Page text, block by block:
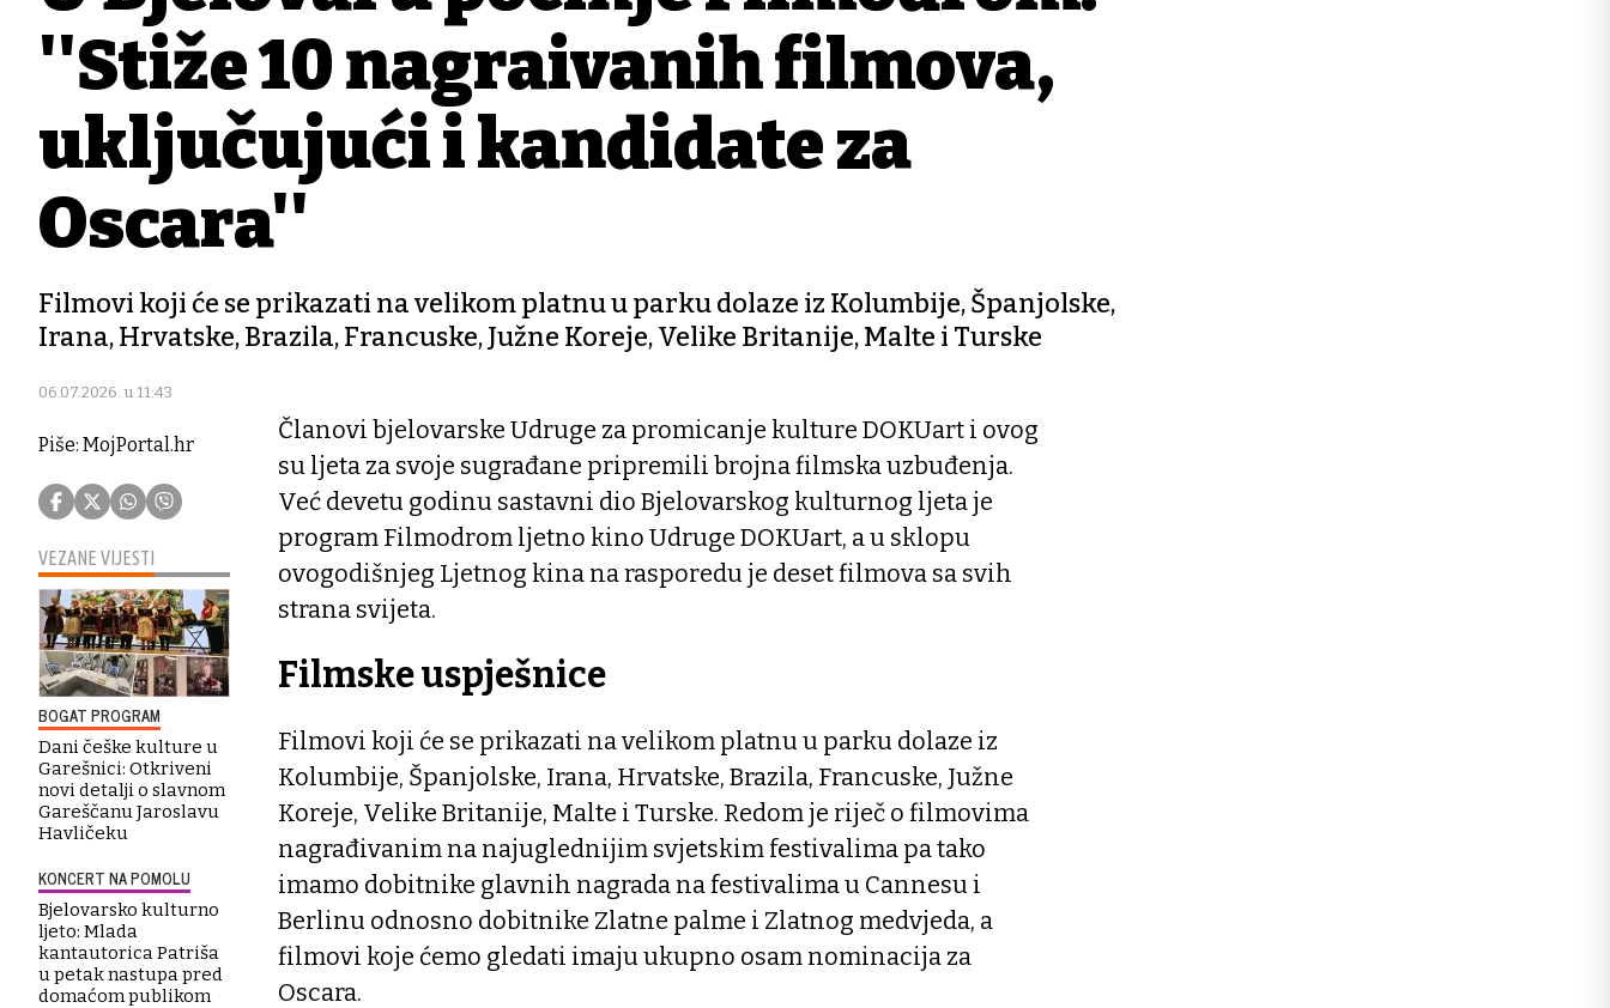
''Stiže 10 nagrađivanih filmova,
uključujući i kandidate za
Oscara''
Filmovi koji će se prikazati na velikom platnu u parku dolaze iz Kolumbije, Španjolske,
Irana, Hrvatske, Brazila, Francuske, Južne Koreje, Velike Britanije, Malte i Turske
06.07.2026. u 11:43
Piše: MojPortal.hr
VEZANE VIJESTI
BOGAT PROGRAM
Dani češke kulture u
Garešnici: Otkriveni
novi detalji o slavnom
Gareščanu Jaroslavu
Havličeku
KONCERT NA POMOLU
Bjelovarsko kulturno
ljeto: Mlada
kantautorica Patriša
u petak nastupa pred
domaćom publikom
Članovi bjelovarske Udruge za promicanje kulture DOKUart i ovog
su ljeta za svoje sugrađane pripremili brojna filmska uzbuđenja.
Već devetu godinu sastavni dio Bjelovarskog kulturnog ljeta je
program Filmodrom ljetno kino Udruge DOKUart, a u sklopu
ovogodišnjeg Ljetnog kina na rasporedu je deset filmova sa svih
strana svijeta.
Filmske uspješnice
Filmovi koji će se prikazati na velikom platnu u parku dolaze iz
Kolumbije, Španjolske, Irana, Hrvatske, Brazila, Francuske, Južne
Koreje, Velike Britanije, Malte i Turske. Redom je riječ o filmovima
nagrađivanim na najuglednijim svjetskim festivalima pa tako
imamo dobitnike glavnih nagrada na festivalima u Cannesu i
Berlinu odnosno dobitnike Zlatne palme i Zlatnog medvjeda, a
filmovi koje ćemo gledati imaju ukupno osam nominacija za
Oscara.